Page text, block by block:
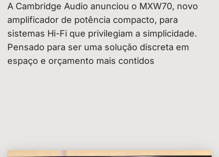
A Cambridge Audio anunciou o MXW70, novo
amplificador de potência compacto, para
sistemas Hi-Fi que privilegiam a simplicidade.
Pensado para ser uma solução discreta em
espaço e orçamento mais contidos